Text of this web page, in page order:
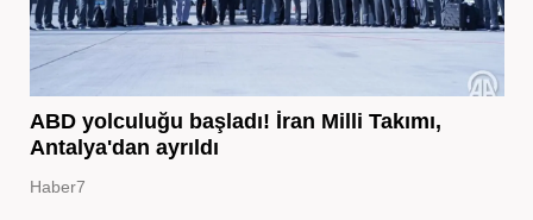
ABD yolculuğu başladı! İran Milli Takımı,
Antalya'dan ayrıldı
Haber7